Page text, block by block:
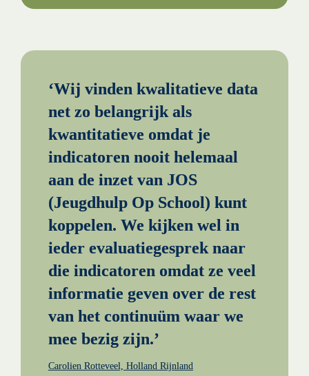
‘Wij vinden kwalitatieve data
net zo belangrijk als
kwantitatieve omdat je
indicatoren nooit helemaal
aan de inzet van JOS
(Jeugdhulp Op School) kunt
koppelen. We kijken wel in
ieder evaluatiegesprek naar
die indicatoren omdat ze veel
informatie geven over de rest
van het continuüm waar we
mee bezig zijn.’
Carolien Rotteveel, Holland Rijnland